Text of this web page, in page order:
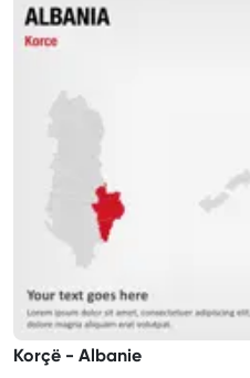
Korçë - Albanie